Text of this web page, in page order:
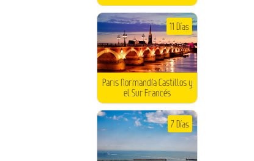
Paris Normandía Castillos y
el Sur Francés
11 Días
7 Días